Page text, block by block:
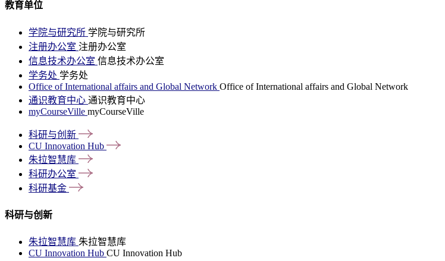
教育单位
学院与研究所 学院与研究所
注册办公室 注册办公室
信息技术办公室 信息技术办公室
学务处 学务处
Office of International affairs and Global Network Office of International affairs and Global Network
通识教育中心 通识教育中心
myCourseVille myCourseVille
科研与创新
CU Innovation Hub
朱拉智慧库
科研办公室
科研基金
科研与创新
朱拉智慧库 朱拉智慧库
CU Innovation Hub CU Innovation Hub